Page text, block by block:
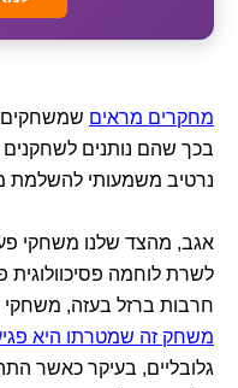
מחקרים מראים שמשחקים
בכך שהם נותנים
נרטיב משמעותי להשלמת
אגב, מהצד שלנו משחקי
חרבות ברזל בעזה, משחקי
משחק זה שמטרתו היא
גלובליים, בעיקר כאשר